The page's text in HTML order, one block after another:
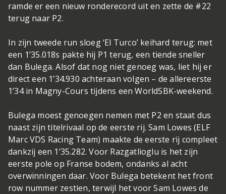
ramde er een nieuw ronderecord uit en zette de #22
terug naar P2.
In zijn tweede run sloeg ‘El Turco’ keihard terug: met
een 1’35.018s pakte hij P1 terug, een tiende sneller
dan Bulega. Alsof dat nog niet genoeg was, liet hij er
direct een 1’34.930 achteraan volgen – de allereerste
1’34 in Magny-Cours tijdens een WorldSBK-weekend.
Bulega moest genoegen nemen met P2 en staat dus
naast zijn titelrivaal op de eerste rij. Sam Lowes (ELF
Marc VDS Racing Team) maakte de eerste rij compleet
dankzij een 1’35.282. Voor Razgatlioglu is het zijn
eerste pole op Franse bodem, ondanks al acht
overwinningen daar. Voor Bulega betekent het front
row nummer zestien, terwijl het voor Sam Lowes de